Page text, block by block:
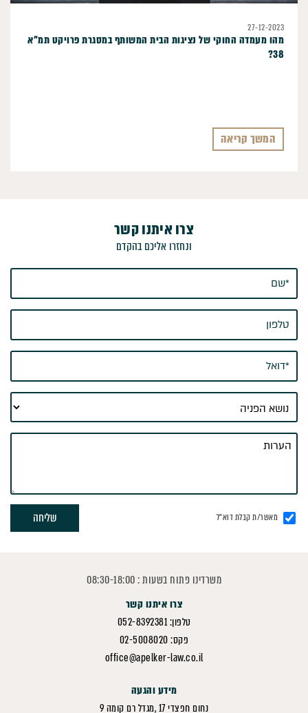
27-12-2023
מהו מעמדה החוקי של נציגות הבית המשותף במסגרת פרויקט תמ"א
38?
המשך קריאה
צרו איתנו קשר
ונחזרו אליכם בהקדם
מאשר/ת קבלת דוא"ל
משרדינו פתוח בשעות : 08:30-18:00
צרו איתנו קשר
טלפון: 052-8392381
פקס: 02-5008020
office@apelker-law.co.il
מידע והגעה
נחום חפצדי 17 ,מגדל רם קומה 9